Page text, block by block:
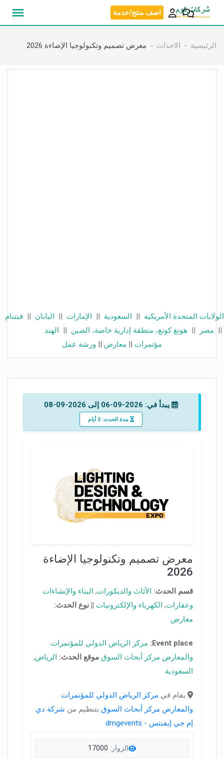
انتقل
اضف منتج/خدمة
الرئيسية الاحداث معرض تصميم وتكنولوجيا الإضاءة 2026
الولايات المتحدة الأمريكية || السعودية || الإمارات || اليابان || فيتنام
|| مصر || هونغ كونغ، منطقة إدارية خاصة، الصين || الهند
مؤتمرات || معارض || ورشة عمل
يبدأ في: 2026-09-06 إلى 2026-09-08
مدة الحدث: 3 أيام
معرض تصميم وتكنولوجيا الإضاءة
2026
قسم الحدث: الأثاث والديكورات, البناء والإنشاءات
وعقارات, الكهرباء والإلكترونيات
نوع الحدث:
معارض
Event place:
مركز الرياض الدولي للمؤتمرات
والمعارض مركز أبحاث السوق موقع الحدث: الرياض,
السعودية
يقام في مركز الرياض الدولي للمؤتمرات
والمعارض مركز أبحاث السوق بتنظيم من شركة دي
إم جي إيفنتس - dmgevents
الزوار: 17000